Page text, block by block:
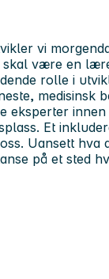
vi
være en
rolle i
medisinsk
eksperter
Et
Uansett hva
på et sted